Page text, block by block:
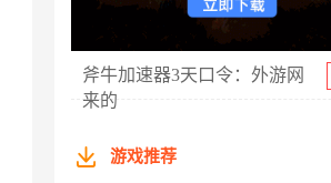
斧牛加速器3天口令：外游网
来的
游戏推荐